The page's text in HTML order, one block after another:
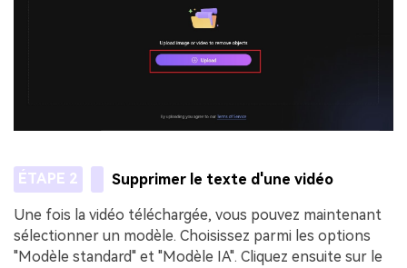
ÉTAPE 2 Supprimer le texte d'une vidéo
Une fois la vidéo téléchargée, vous pouvez maintenant
sélectionner un modèle. Choisissez parmi les options
"Modèle standard" et "Modèle IA". Cliquez ensuite sur le